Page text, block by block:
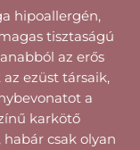
hipoallergén,
tisztaságú
az erős
ezüst társaik,
a
karkötő
csak olyan